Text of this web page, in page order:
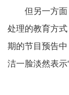
但另一方面
处理的教育方
期的节目预告
洁一脸淡然表示